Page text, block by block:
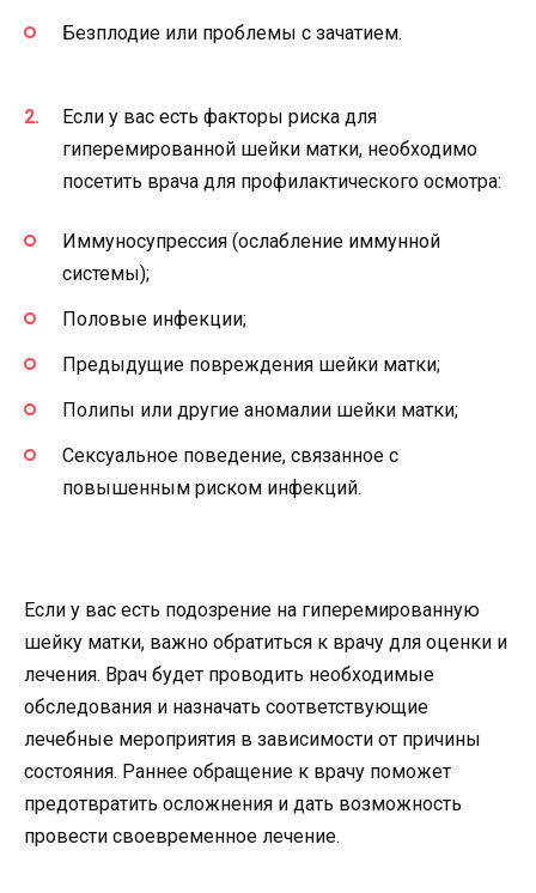
Безплодие или проблемы с зачатием.
Если у вас есть факторы риска для
гиперемированной шейки матки, необходимо
посетить врача для профилактического осмотра:
Иммуносупрессия (ослабление иммунной
системы);
Половые инфекции;
Предыдущие повреждения шейки матки;
Полипы или другие аномалии шейки матки;
Сексуальное поведение, связанное с
повышенным риском инфекций.
Если у вас есть подозрение на гиперемированную
шейку матки, важно обратиться к врачу для оценки и
лечения. Врач будет проводить необходимые
обследования и назначать соответствующие
лечебные мероприятия в зависимости от причины
состояния. Раннее обращение к врачу поможет
предотвратить осложнения и дать возможность
провести своевременное лечение.